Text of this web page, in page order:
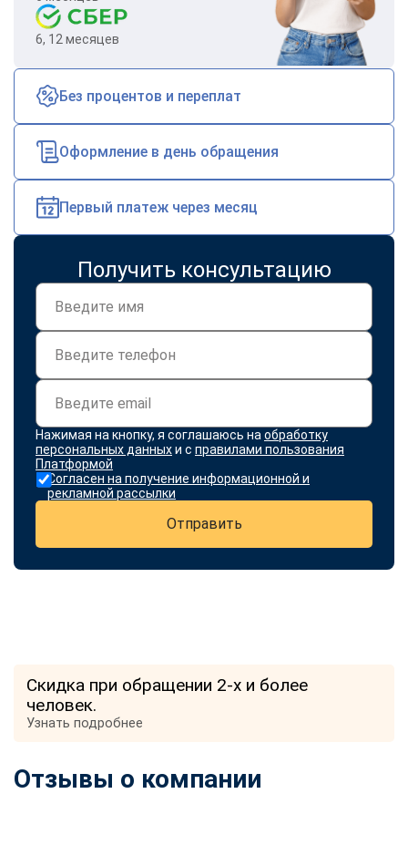
6, 12 месяцев
Без процентов и переплат
Оформление в день обращения
Первый платеж через месяц
Получить консультацию
Нажимая на кнопку, я соглашаюсь на обработку
персональных данныхи с правилами пользования
Платформой
Согласен на получение информационной и
рекламной рассылки
Отправить
Скидка при обращении 2-х и более
человек.
Узнать подробнее
Отзывы о компании